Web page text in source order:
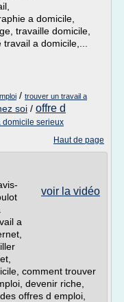
a domicile,
travaille domicile,
a domicile,...
/ trouver un travail a
soi / offre d
domicile serieux
Haut de page
voir la vidéo
a
comment trouver
devenir riche,
offres d emploi,